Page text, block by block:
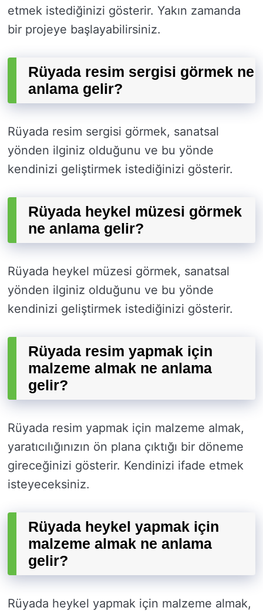
etmek istediğinizi gösterir. Yakın zamanda
bir projeye başlayabilirsiniz.
Rüyada resim sergisi görmek ne
anlama gelir?
Rüyada resim sergisi görmek, sanatsal
yönden ilginiz olduğunu ve bu yönde
kendinizi geliştirmek istediğinizi gösterir.
Rüyada heykel müzesi görmek
ne anlama gelir?
Rüyada heykel müzesi görmek, sanatsal
yönden ilginiz olduğunu ve bu yönde
kendinizi geliştirmek istediğinizi gösterir.
Rüyada resim yapmak için
malzeme almak ne anlama
gelir?
Rüyada resim yapmak için malzeme almak,
yaratıcılığınızın ön plana çıktığı bir döneme
gireceğinizi gösterir. Kendinizi ifade etmek
isteyeceksiniz.
Rüyada heykel yapmak için
malzeme almak ne anlama
gelir?
Rüyada heykel yapmak için malzeme almak,